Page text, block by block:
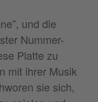
und die
Nummer-
Platte zu
mit ihrer Musik
sie sich,